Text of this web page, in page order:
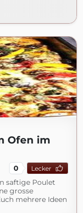
Ofen im
0 Lecker
saftige Poulet
grosse
mehrere Ideen